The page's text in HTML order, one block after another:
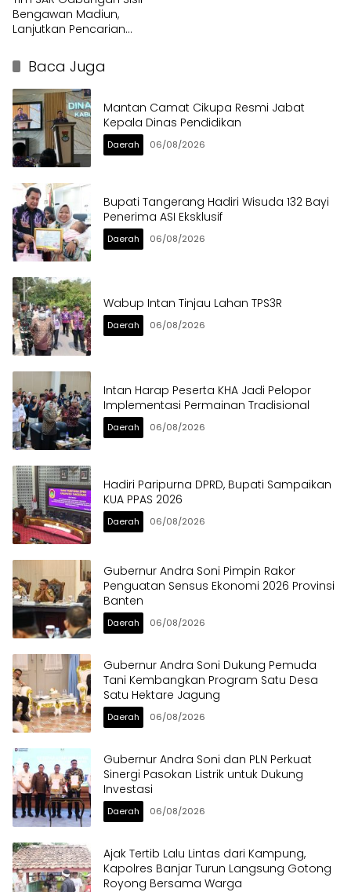
Bengawan Madiun,
Lanjutkan Pencarian
Baca Juga
Mantan Camat Cikupa Resmi Jabat
Kepala Dinas Pendidikan
Daerah 06/08/2026
Bupati Tangerang Hadiri Wisuda 132 Bayi
Penerima ASI Eksklusif
Daerah 06/08/2026
Wabup Intan Tinjau Lahan TPS3R
Daerah 06/08/2026
Intan Harap Peserta KHA Jadi Pelopor
Implementasi Permainan Tradisional
Daerah 06/08/2026
Hadiri Paripurna DPRD, Bupati Sampaikan
KUA PPAS 2026
Daerah 06/08/2026
Gubernur Andra Soni Pimpin Rakor
Penguatan Sensus Ekonomi 2026 Provinsi
Banten
Daerah 06/08/2026
Gubernur Andra Soni Dukung Pemuda
Tani Kembangkan Program Satu Desa
Satu Hektare Jagung
Daerah 06/08/2026
Gubernur Andra Soni dan PLN Perkuat
Sinergi Pasokan Listrik untuk Dukung
Investasi
Daerah 06/08/2026
Ajak Tertib Lalu Lintas dari Kampung,
Kapolres Banjar Turun Langsung Gotong
Royong Bersama Warga